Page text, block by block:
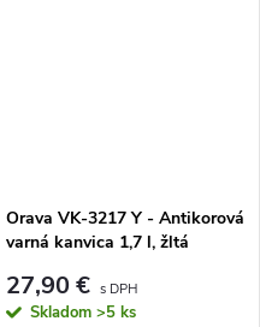
Orava VK-3217 Y - Antikorová
varná kanvica 1,7 l, žltá
27,90 €
Skladom >5 ks